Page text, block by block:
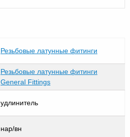
Резьбовые латунные фитинги
Резьбовые латунные фитинги
General Fittings
удлинитель
нар/вн